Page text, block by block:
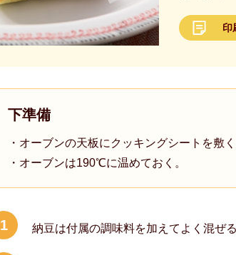
印
下準備
・オーブンの天板にクッキングシートを敷く
・オーブンは190℃に温めておく。
1 納豆は付属の調味料を加えてよく混ぜる